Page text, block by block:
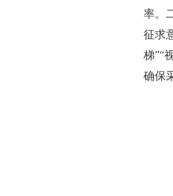
率。
征求
梯”“
确保